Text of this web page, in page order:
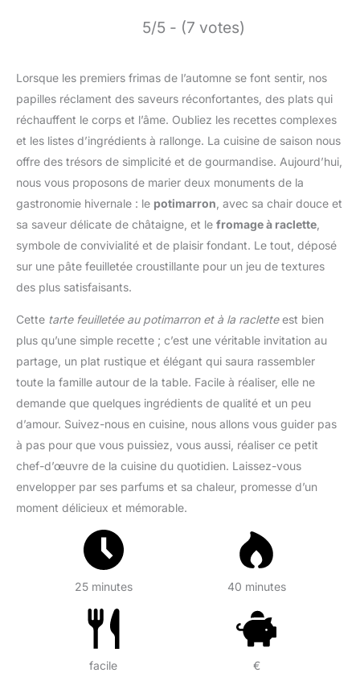
5/5 - (7 votes)
Lorsque les premiers frimas de l’automne se font sentir, nos
papilles réclament des saveurs réconfortantes, des plats qui
réchauffent le corps et l’âme. Oubliez les recettes complexes
et les listes d’ingrédients à rallonge. La cuisine de saison nous
offre des trésors de simplicité et de gourmandise. Aujourd’hui,
nous vous proposons de marier deux monuments de la
gastronomie hivernale : le potimarron , avec sa chair douce et
sa saveur délicate de châtaigne, et le fromage à raclette
symbole de convivialité et de plaisir fondant. Le tout, déposé
sur une pâte feuilletée croustillante pour un jeu de textures
des plus satisfaisants.
Cette tarte feuilletée au potimarron et à la racletteest bien
plus qu’une simple recette ; c’est une véritable invitation au
partage, un plat rustique et élégant qui saura rassembler
toute la famille autour de la table. Facile à réaliser, elle ne
demande que quelques ingrédients de qualité et un peu
d’amour. Suivez-nous en cuisine, nous allons vous guider pas
à pas pour que vous puissiez, vous aussi, réaliser ce petit
chef-d’œuvre de la cuisine du quotidien. Laissez-vous
envelopper par ses parfums et sa chaleur, promesse d’un
moment délicieux et mémorable.
25 minutes 40 minutes
facile €